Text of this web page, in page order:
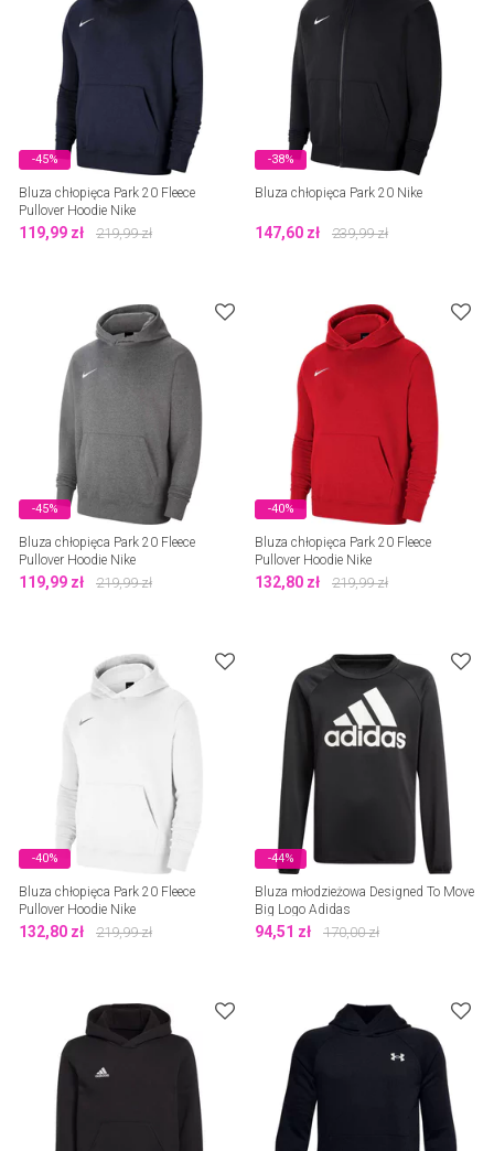
-45%
Bluza chłopięca Park 20 Fleece
Pullover Hoodie Nike
119,99 zł 219,99zł
-38%
Bluza chłopięca Park 20 Nike
147,60 zł 239,99zł
-45%
Bluza chłopięca Park 20 Fleece
Pullover Hoodie Nike
119,99 zł 219,99zł
-40%
Bluza chłopięca Park 20 Fleece
Pullover Hoodie Nike
132,80 zł 219,99zł
-40%
Bluza chłopięca Park 20 Fleece
Pullover Hoodie Nike
132,80 zł 219,99zł
-44%
Bluza młodzieżowa Designed To Move
Big Logo Adidas
94,51 zł 170,00zł